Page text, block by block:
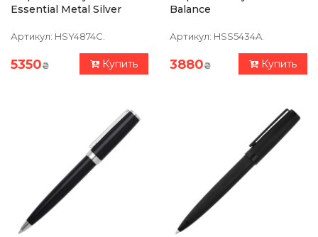
Essential Metal Silver
Артикул: HSY4874C.
5350₴ Купить
Balance
Артикул: HSS5434A.
3880₴ Купить